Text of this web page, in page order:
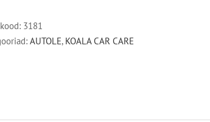
3181
AUTOLE, KOALA CAR CARE